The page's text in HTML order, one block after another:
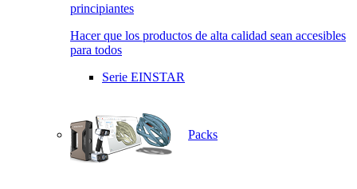
principiantes
Hacer que los productos de alta calidad sean accesibles
para todos
Serie EINSTAR
Packs